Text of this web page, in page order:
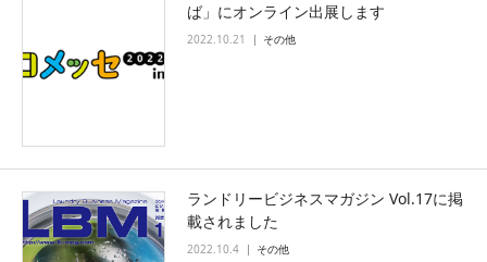
ば」にオンライン出展します
2022.10.21 その他
ランドリービジネスマガジン Vol.17に掲
載されました
2022.10.4 その他